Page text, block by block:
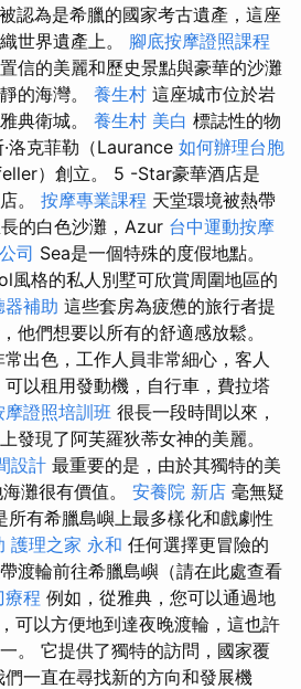
認為是希臘的國家考古遺產，這座
世界遺產上。 腳底按摩證照課程
信的美麗和歷史景點與豪華的沙灘
的海灣。 養生村 這座城市位於岩
典衛城。 養生村 美白 標誌性的物
洛克菲勒（Laurance 如何辦理台胞
）創立。 5 -Star豪華酒店是
。 按摩專業課程 天堂環境被熱帶
的白色沙灘，Azur 台中運動按摩
司 Sea是一個特殊的度假地點。
風格的私人別墅可欣賞周圍地區的
器補助 這些套房為疲憊的旅行者提
他們想要以所有的舒適感放鬆。
出色，工作人員非常細心，客人
以租用發動機，自行車，費拉塔
摩證照培訓班 很長一段時間以來，
發現了阿芙羅狄蒂女神的美麗。
設計 最重要的是，由於其獨特的美
灘很有價值。 安養院 新店 毫無疑
有希臘島嶼上最多樣化和戲劇性
護理之家 永和 任何選擇更冒險的
渡輪前往希臘島嶼（請在此處查看
療程 例如，從雅典，您可以通過地
可以方便地到達夜晚渡輪，這也許
。 它提供了獨特的訪問，國家覆
一直在尋找新的方向和發展機